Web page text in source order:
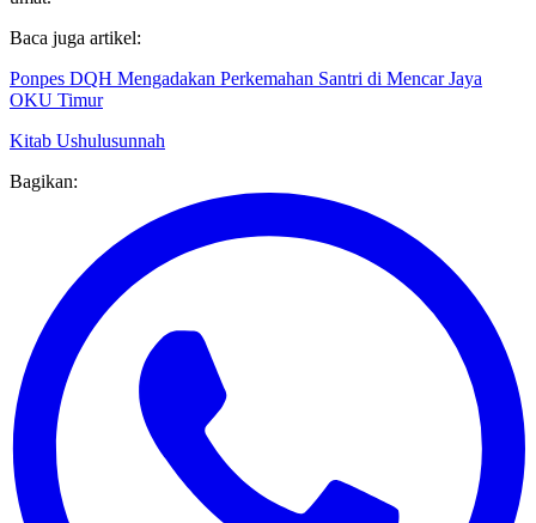
Ponpes DQH Mengadakan Perkemahan Santri di Mencar Jaya
Kitab Ushulusunnah
Bagikan: